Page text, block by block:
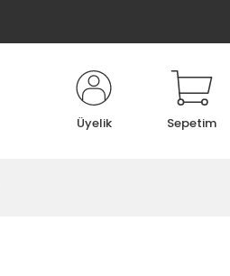
Üyelik Sepetim